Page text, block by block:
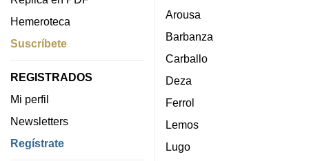
Hemeroteca
Suscríbete
REGISTRADOS
Mi perfil
Newsletters
Regístrate
Arousa
Barbanza
Carballo
Deza
Ferrol
Lemos
Lugo